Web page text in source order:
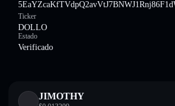
Ticker
DOLLO
Estado
Verificado
JIMOTHY